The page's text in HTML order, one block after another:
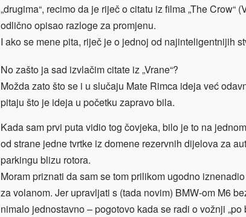
„drugima“, recimo da je riječ o citatu iz filma „The Crow“
odlično opisao razloge za promjenu.
I ako se mene pita, riječ je o jednoj od najinteligentnijih
No zašto ja sad izvlačim citate iz „Vrane“?
Možda zato što se i u slučaju Mate Rimca ideja već
pitaju što je ideja u početku zapravo bila.
Kada sam prvi puta vidio tog čovjeka, bilo je to na
od strane jedne tvrtke iz domene rezervnih dijelova za
parkingu blizu rotora.
Moram priznati da sam se tom prilikom ugodno
za volanom. Jer upravljati s (tada novim) BMW-om M6
nimalo jednostavno – pogotovo kada se radi o vožnji